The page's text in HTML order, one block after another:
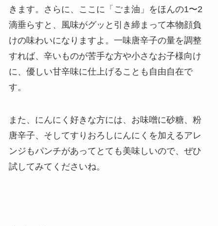
きます。さらに、ここに「ごま油」をほんの1〜2
滴垂らすと、風味がグッと引き締まって本物顔負
けの味わいになりますよ。一味唐辛子の量を調整
すれば、辛いものが苦手な方や小さなお子様向け
に、優しい甘辛味に仕上げることも自由自在で
す。
また、にんにく好きな方には、お味噌に砂糖、粉
唐辛子、そしてすりおろしにんにくを加えるアレ
ンジもパンチがあってとても美味しいので、ぜひ
試してみてくださいね。